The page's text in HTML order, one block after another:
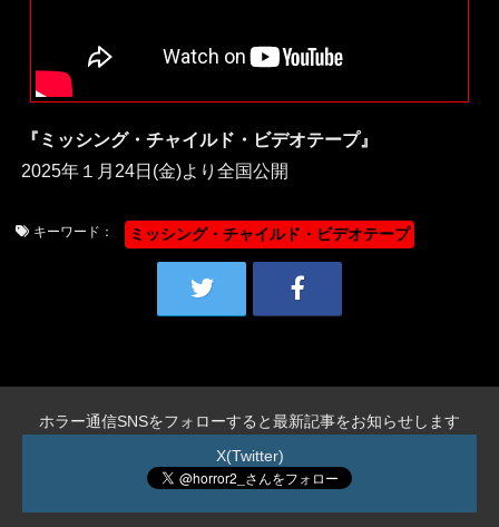
『ミッシング・チャイルド・ビデオテープ』
2025年１月24日(金)より全国公開
キーワード： ミッシング・チャイルド・ビデオテープ
ホラー通信SNSをフォローすると最新記事をお知らせします
X(Twitter)